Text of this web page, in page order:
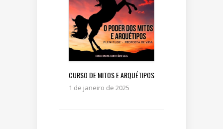
CURSO DE MITOS E ARQUÉTIPOS
1 de janeiro de 2025